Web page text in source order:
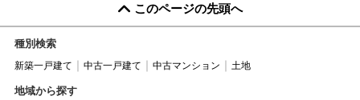
このページの先頭へ
種別検索
新築一戸建て 中古一戸建て 中古マンション 土地
地域から探す